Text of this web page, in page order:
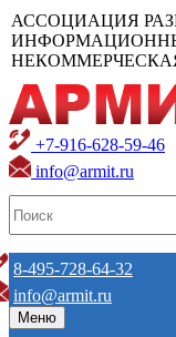
АССОЦИАЦИЯ
+7-916-628-59-46
info@armit.ru
8-495-728-64-32
info@armit.ru
Меню